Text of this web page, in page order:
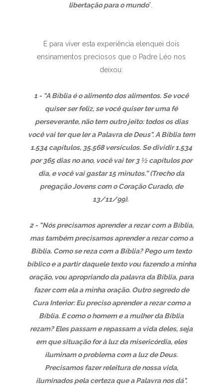
libertação para o mundo”.
E para viver esta experiência elenquei dois
ensinamentos preciosos que o Padre Léo nos
deixou:
1 - "A Bíblia é o alimento dos alimentos. Se você
quiser ser feliz, se você quiser ter uma fé
perseverante, não tem outro jeito: todos os dias
você vai ter que ler a Palavra de Deus". A Bíblia tem
1.534 capítulos, 35.568 versículos. Se dividir 1.534
por 365 dias no ano, você vai ter 3 ½ capítulos por
dia, e você vai gastar 15 minutos.” (Trecho da
pregação Jovens com o Coração Curado, de
13/11/99).
2 - "Nós precisamos aprender a rezar com a Bíblia,
mas também precisamos aprender a rezar como a
Bíblia. Como se reza com a Bíblia? Pego um texto
bíblico e a partir daquele texto vou fazendo a minha
oração, vou apropriando da palavra da Bíblia, para
fazer com ela a minha oração. Outro segredo de
Cura Interior: Eu preciso aprender a rezar como a
Bíblia. E como o homem e a mulher da Bíblia
rezam? Eles passam e repassam a vida deles, seja
em que situação for à luz da misericórdia, eles
iluminam o problema com a luz de Deus.
Precisamos fazer releitura de nossa vida,
iluminados pela certeza que a Palavra nos dá".